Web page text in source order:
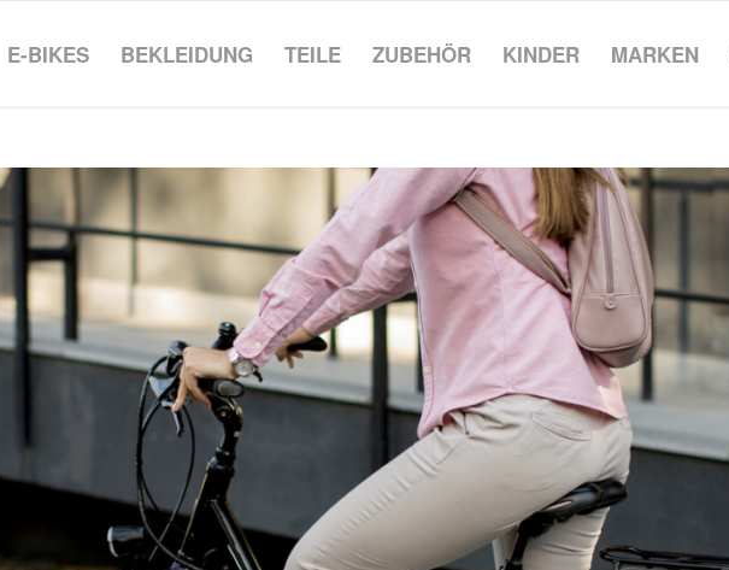
E-BIKES BEKLEIDUNG TEILE ZUBEHÖR KINDER MARKEN